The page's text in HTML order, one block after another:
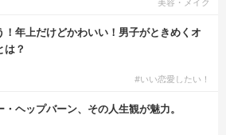
！年上だけどかわいい！男子がときめくオ
は？
#いい恋愛したい！
・ヘップバーン、その人生観が魅力。